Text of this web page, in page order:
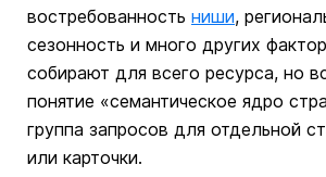
востребованность ниши,
сезонность и много других
собирают для всего ресурса, но
понятие «семантическое ядро
группа запросов для отдельной
или карточки.